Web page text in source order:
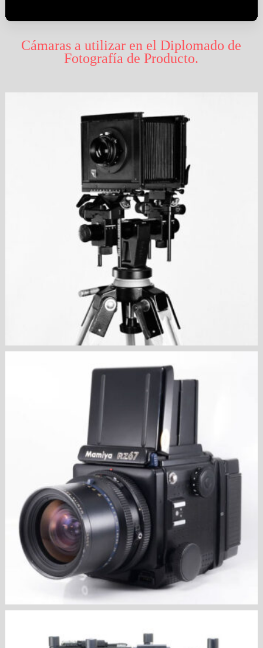
Cámaras a utilizar en el Diplomado de
Fotografía de Producto.